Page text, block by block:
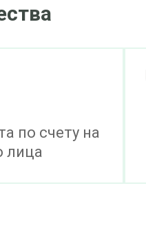
по счету на
лица